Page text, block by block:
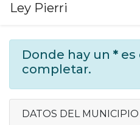
Ley Pierri
Donde hay un * es
completar.
DATOS DEL MUNICIPIO